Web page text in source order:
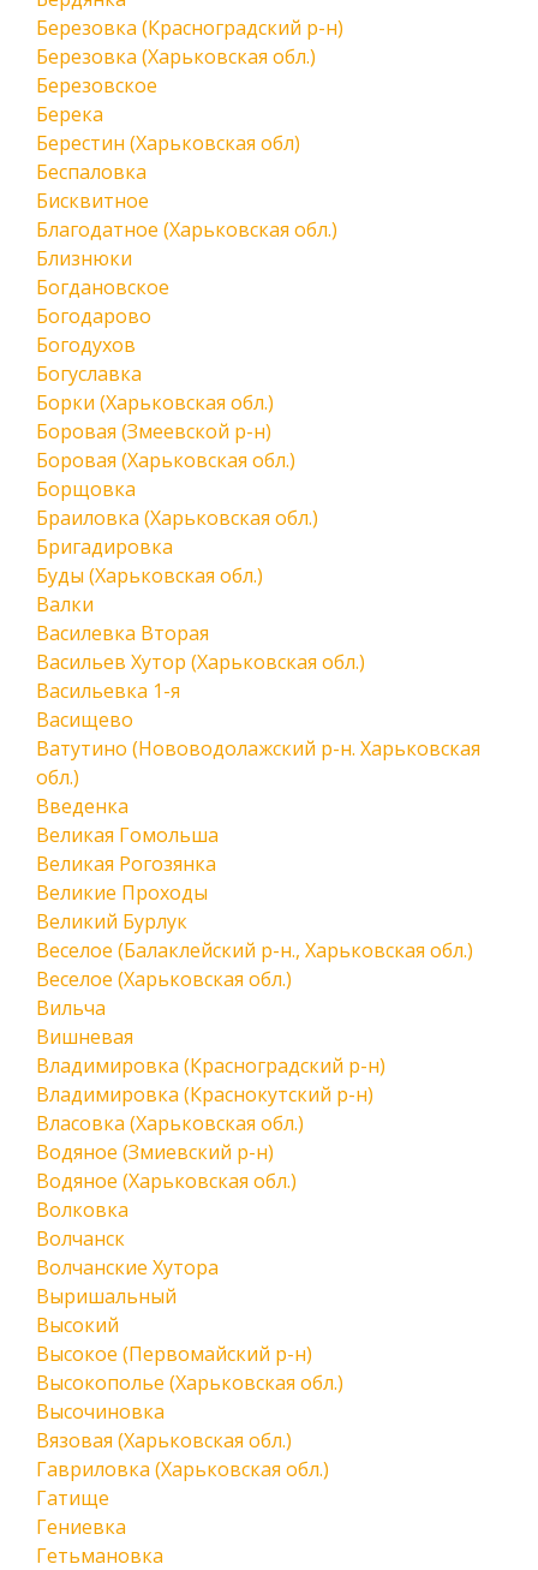
Березовка (Красноградский р-н)
Березовка (Харьковская обл.)
Березовское
Берека
Берестин (Харьковская обл)
Беспаловка
Бисквитное
Благодатное (Харьковская обл.)
Близнюки
Богдановское
Богодарово
Богодухов
Богуславка
Борки (Харьковская обл.)
Боровая (Змеевской р-н)
Боровая (Харьковская обл.)
Борщовка
Браиловка (Харьковская обл.)
Бригадировка
Буды (Харьковская обл.)
Валки
Василевка Вторая
Васильев Хутор (Харьковская обл.)
Васильевка 1-я
Васищево
Ватутино (Нововодолажский р-н. Харьковская
обл.)
Введенка
Великая Гомольша
Великая Рогозянка
Великие Проходы
Великий Бурлук
Веселое (Балаклейский р-н., Харьковская обл.)
Веселое (Харьковская обл.)
Вильча
Вишневая
Владимировка (Красноградский р-н)
Владимировка (Краснокутский р-н)
Власовка (Харьковская обл.)
Водяное (Змиевский р-н)
Водяное (Харьковская обл.)
Волковка
Волчанск
Волчанские Хутора
Выришальный
Высокий
Высокое (Первомайский р-н)
Высокополье (Харьковская обл.)
Высочиновка
Вязовая (Харьковская обл.)
Гавриловка (Харьковская обл.)
Гатище
Гениевка
Гетьмановка